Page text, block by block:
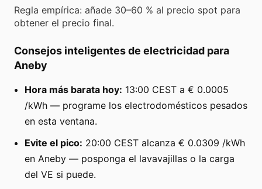
Regla empírica: añade 30–60 % al precio spot para
obtener el precio final.
Consejos inteligentes de electricidad para
Aneby
Hora más barata hoy: 13:00 CEST a € 0.0005
/kWh — programe los electrodomésticos pesados
en esta ventana.
Evite el pico: 20:00 CEST alcanza € 0.0309 /kWh
en Aneby — posponga el lavavajillas o la carga
del VE si puede.